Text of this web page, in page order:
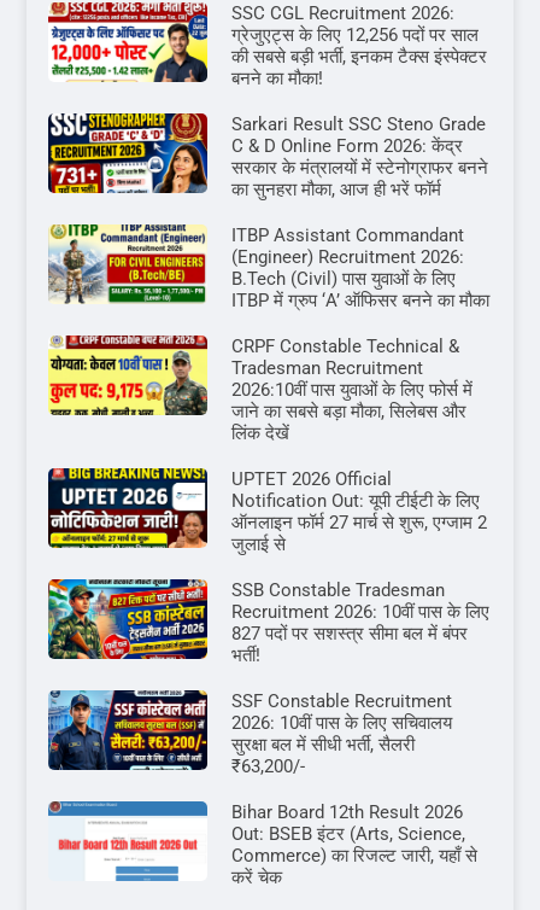
SSC CGL Recruitment 2026:
ग्रेजुएट्स के लिए 12,256 पदों पर साल
की सबसे बड़ी भर्ती, इनकम टैक्स इंस्पेक्टर
बनने का मौका!
Sarkari Result SSC Steno Grade
C & D Online Form 2026: केंद्र
सरकार के मंत्रालयों में स्टेनोग्राफर बनने
का सुनहरा मौका, आज ही भरें फॉर्म
ITBP Assistant Commandant
(Engineer) Recruitment 2026:
B.Tech (Civil) पास युवाओं के लिए
ITBP में ग्रुप ‘A’ ऑफिसर बनने का मौका
CRPF Constable Technical &
Tradesman Recruitment
2026:10वीं पास युवाओं के लिए फोर्स में
जाने का सबसे बड़ा मौका, सिलेबस और
लिंक देखें
UPTET 2026 Official
Notification Out: यूपी टीईटी के लिए
ऑनलाइन फॉर्म 27 मार्च से शुरू, एग्जाम 2
जुलाई से
SSB Constable Tradesman
Recruitment 2026: 10वीं पास के लिए
827 पदों पर सशस्त्र सीमा बल में बंपर
भर्ती!
SSF Constable Recruitment
2026: 10वीं पास के लिए सचिवालय
सुरक्षा बल में सीधी भर्ती, सैलरी
₹63,200/-
Bihar Board 12th Result 2026
Out: BSEB इंटर (Arts, Science,
Commerce) का रिजल्ट जारी, यहाँ से
करें चेक